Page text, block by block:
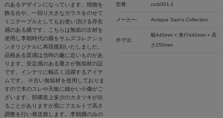
のあるデザインになっています。焼物を
飾る台や、一回り大きなガラスをのせて
ミニテーブルとしてもお使い頂ける存在
感のある膳です。こちらは無垢の古材を
使用し李朝時代の膳をサムズコレクショ
ンオリジナルに再現復刻いたしました。
品格ある質感は当時の趣に近いものがあ
ります。安定感のある重さが無垢材の証
です。インテリに幅広く活躍するアイテ
ムです。 ※古い無垢材を使用しておりま
すので木のスレや天板に細かい小傷がご
ざいます。部構造上多少のカタツキが出
ることがありますが底にフエルトで高さ
調整を行い発送致します。李朝膳のみの
型番: crcb001-1
メーカー: Antique Sam's Collection
外寸法:
幅440mm × 奥行440mm × 高
さ250mm